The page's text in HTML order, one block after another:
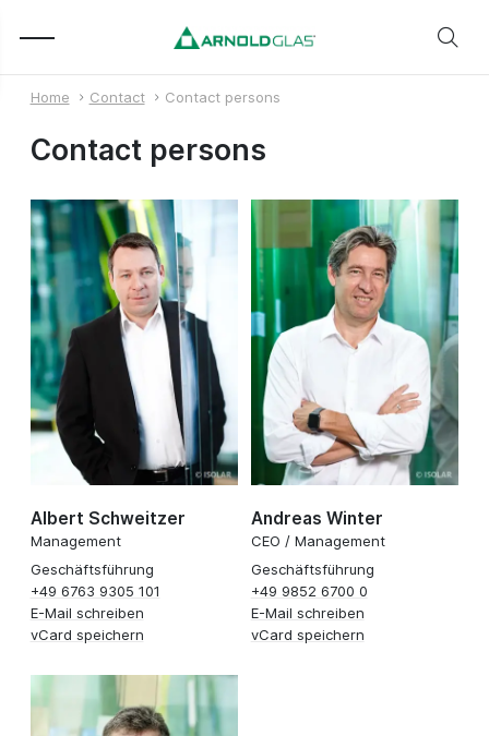
Home Contact Contact persons
Contact persons
Albert Schweitzer
Management
Geschäftsführung
+49 6763 9305 101
E-Mail schreiben
vCard speichern
Andreas Winter
CEO / Management
Geschäftsführung
+49 9852 6700 0
E-Mail schreiben
vCard speichern